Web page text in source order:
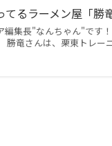
てるラーメン屋「勝
編集長"なんちゃん"です
勝竜さんは、栗東トレー